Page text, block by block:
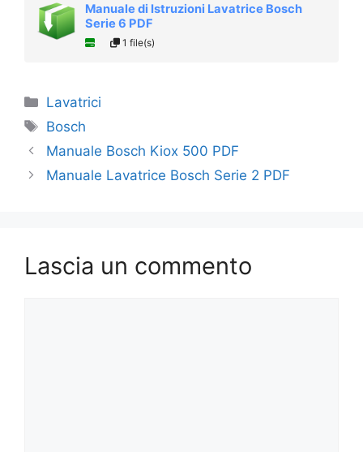
Manuale di Istruzioni Lavatrice Bosch
Serie 6 PDF
1 file(s)
Categorie
Lavatrici
Tag
Bosch
Manuale Bosch Kiox 500 PDF
Manuale Lavatrice Bosch Serie 2 PDF
Lascia un commento